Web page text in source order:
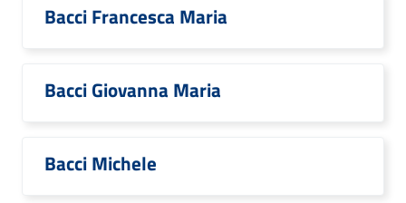
Bacci Francesca Maria
Bacci Giovanna Maria
Bacci Michele